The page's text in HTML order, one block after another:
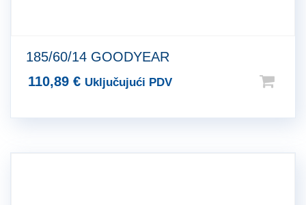
185/60/14 GOODYEAR
110,89 € Uključujući PDV